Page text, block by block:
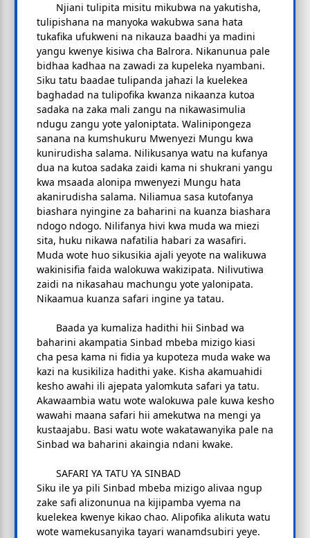
Njiani tulipita misitu mikubwa na yakutisha,
tulipishana na manyoka wakubwa sana hata
tukafika ufukweni na nikauza baadhi ya madini
yangu kwenye kisiwa cha Balrora. Nikanunua pale
bidhaa kadhaa na zawadi za kupeleka nyambani.
Siku tatu baadae tulipanda jahazi la kuelekea
baghadad na tulipofika kwanza nikaanza kutoa
sadaka na zaka mali zangu na nikawasimulia
ndugu zangu yote yaloniptata. Walinipongeza
sanana na kumshukuru Mwenyezi Mungu kwa
kunirudisha salama. Nilikusanya watu na kufanya
dua na kutoa sadaka zaidi kama ni shukrani yangu
kwa msaada alonipa mwenyezi Mungu hata
akanirudisha salama. Niliamua sasa kutofanya
biashara nyingine za baharini na kuanza biashara
ndogo ndogo. Nilifanya hivi kwa muda wa miezi
sita, huku nikawa nafatilia habari za wasafiri.
Muda wote huo sikusikia ajali yeyote na walikuwa
wakinisifia faida walokuwa wakizipata. Nilivutiwa
zaidi na nikasahau machungu yote yalonipata.
Nikaamua kuanza safari ingine ya tatau.
Baada ya kumaliza hadithi hii Sinbad wa
baharini akampatia Sinbad mbeba mizigo kiasi
cha pesa kama ni fidia ya kupoteza muda wake wa
kazi na kusikiliza hadithi yake. Kisha akamuahidi
kesho awahi ili ajepata yalomkuta safari ya tatu.
Akawaambia watu wote walokuwa pale kuwa kesho
wawahi maana safari hii amekutwa na mengi ya
kustaajabu. Basi watu wote wakatawanyika pale na
Sinbad wa baharini akaingia ndani kwake.
SAFARI YA TATU YA SINBAD
Siku ile ya pili Sinbad mbeba mizigo alivaa ngup
zake safi alizonunua na kijipamba vyema na
kuelekea kwenye kikao chao. Alipofika alikuta watu
wote wamekusanyika tayari wanamdsubiri yeye.